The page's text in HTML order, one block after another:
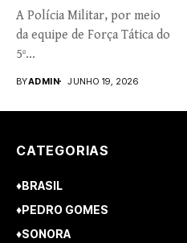
A Polícia Militar, por meio
da equipe de Força Tática do
5º...
BYADMIN JUNHO 19, 2026
CATEGORIAS
♦BRASIL
♦PEDRO GOMES
♦SONORA